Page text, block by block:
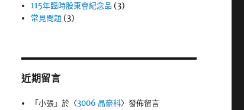
115年臨時股東會紀念品 (3)
常見問題 (3)
近期留言
「小張」於〈3006 晶豪科〉發佈留言